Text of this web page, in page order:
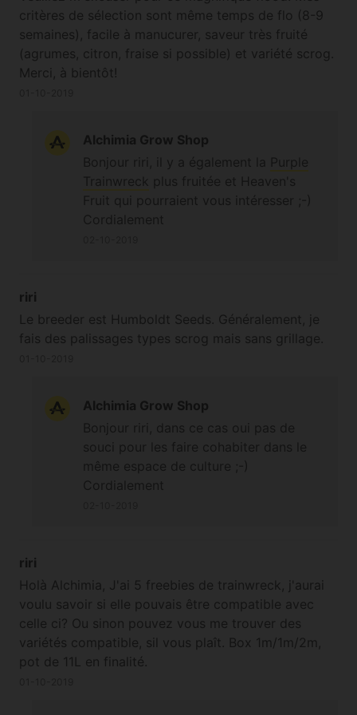
critères de sélection sont même temps de flo (8-9
semaines), facile à manucurer, saveur très fruité
(agrumes, citron, fraise si possible) et variété scrog.
Merci, à bientôt!
Alchimia Grow Shop
riri
Le breeder est Humboldt Seeds. Généralement, je
fais des palissages types scrog mais sans grillage.
Alchimia Grow Shop
riri
Holà Alchimia, J'ai 5 freebies de trainwreck, j'aurai
voulu savoir si elle pouvais être compatible avec
celle ci? Ou sinon pouvez vous me trouver des
variétés compatible, sil vous plaît. Box 1m/1m/2m,
pot de 11L en finalité.